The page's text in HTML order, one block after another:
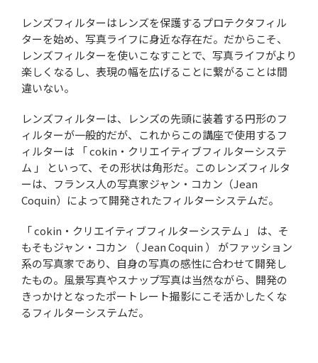
レンズフィルターはレンズを保護するプロテクタフィル
ターを始め、写真ライフに身近な存在だ。だからこそ、
レンズフィルターを使いこなすことで、写真ライフがより
楽しくなるし、表現の幅を広げることに繋がることは間
違いない。
レンズフィルターは、レンズの先頭に装着する円形のフ
ィルターが一般的だが、これからこの講座で使用するフ
ィルターは 「 cokin・クリエイティブフィルターシステ
ム 」 といって、その形状は角形だ。このレンズフィルタ
ーは、フランス人の写真家ジャン・コカン（Jean
Coquin）によって開発されたフィルターシステムだ。
「 cokin・クリエイティブフィルターシステム 」 は、そ
もそもジャン・コカン （ Jean Coquin ） がファッション
系の写真家であり、自身の写真の感性に合わせて開発し
たもの。風景写真やスナップ写真は当然ながら、開発の
きっかけとなったポートレート撮影にこそ活かしたくな
るフィルターシステムだ。